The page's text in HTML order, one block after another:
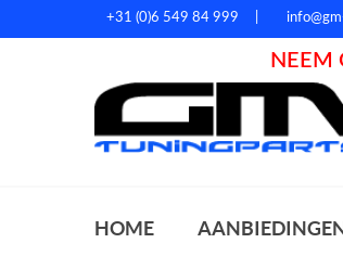
+31 (0)6 549 84 999
NEEM
HOME